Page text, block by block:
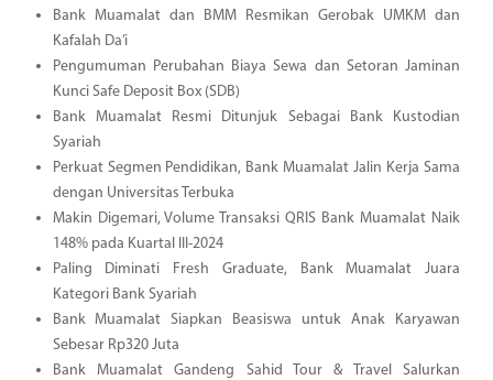
Bank Muamalat dan BMM Resmikan Gerobak UMKM dan
Kafalah Da’i
Pengumuman Perubahan Biaya Sewa dan Setoran Jaminan
Kunci Safe Deposit Box (SDB)
Bank Muamalat Resmi Ditunjuk Sebagai Bank Kustodian
Syariah
Perkuat Segmen Pendidikan, Bank Muamalat Jalin Kerja Sama
dengan Universitas Terbuka
Makin Digemari, Volume Transaksi QRIS Bank Muamalat Naik
148% pada Kuartal III-2024
Paling Diminati Fresh Graduate, Bank Muamalat Juara
Kategori Bank Syariah
Bank Muamalat Siapkan Beasiswa untuk Anak Karyawan
Sebesar Rp320 Juta
Bank Muamalat Gandeng Sahid Tour & Travel Salurkan